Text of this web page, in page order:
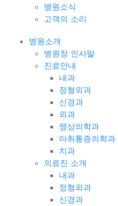
병원소식
고객의 소리
병원소개
병원장 인사말
진료안내
내과
정형외과
신경과
외과
영상의학과
마취통증의학과
치과
의료진 소개
내과
정형외과
신경과